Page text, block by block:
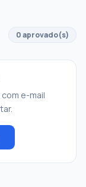
0 aprovado(s)
e-mail